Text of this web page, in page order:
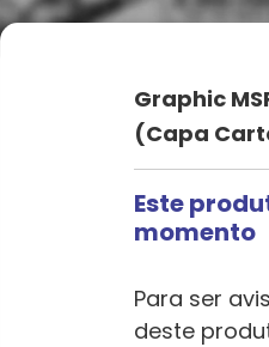
Graphic
(Capa
Este
momento
Para ser
deste